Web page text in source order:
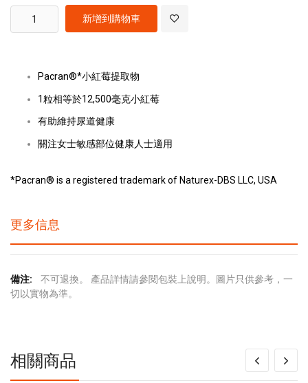
新增到購物車
Pacran®*小紅莓提取物
1粒相等於12,500毫克小紅莓
有助維持尿道健康
關注女士敏感部位健康人士適用
*Pacran® is a registered trademark of Naturex-DBS LLC, USA
更多信息
更
多
不可退換。 產品詳情請參閱包裝上說明。圖片只供參考，一
切以實物為準。
相關商品